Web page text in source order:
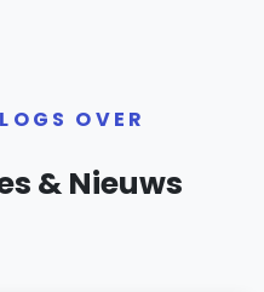
OVER
& Nieuws